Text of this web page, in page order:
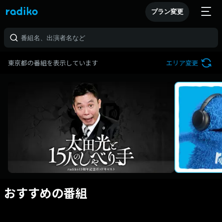
プラン変更
東京都の番組を表示しています エリア変更
おすすめの番組